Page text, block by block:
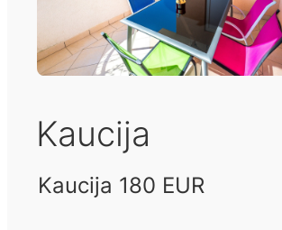
Kaucija
Kaucija 180 EUR